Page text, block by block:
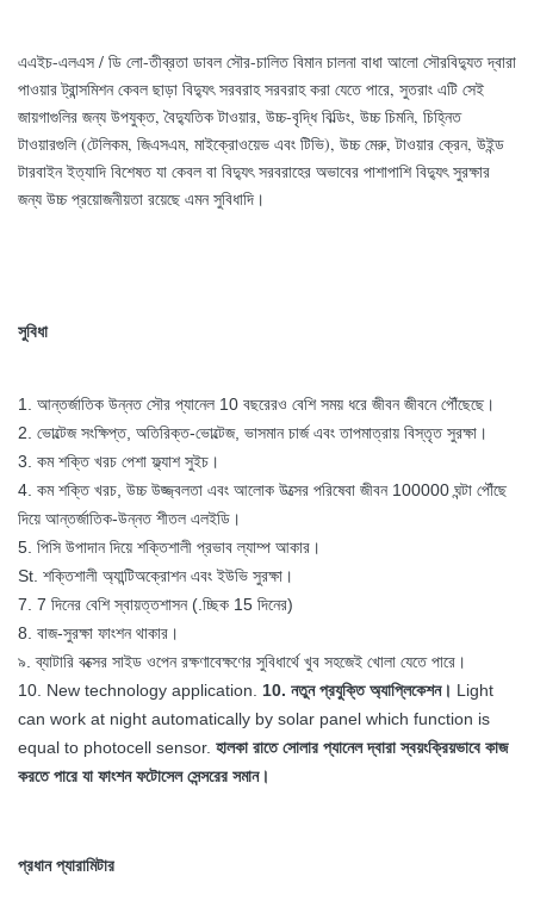
এএইচ-এলএস / ডি লো-তীব্রতা ডাবল সৌর-চালিত বিমান চালনা বাধা আলো সৌরবিদ্যুত দ্বারা
পাওয়ার ট্রান্সমিশন কেবল ছাড়া বিদ্যুৎ সরবরাহ সরবরাহ করা যেতে পারে, সুতরাং এটি সেই
জায়গাগুলির জন্য উপযুক্ত, বৈদ্যুতিক টাওয়ার, উচ্চ-বৃদ্ধি বিল্ডিং, উচ্চ চিমনি, চিহ্নিত
টাওয়ারগুলি (টেলিকম, জিএসএম, মাইক্রোওয়েভ এবং টিভি), উচ্চ মেরু, টাওয়ার ক্রেন, উইন্ড
টারবাইন ইত্যাদি বিশেষত যা কেবল বা বিদ্যুৎ সরবরাহের অভাবের পাশাপাশি বিদ্যুৎ সুরক্ষার
জন্য উচ্চ প্রয়োজনীয়তা রয়েছে এমন সুবিধাদি।
সুবিধা
1. আন্তর্জাতিক উন্নত সৌর প্যানেল 10 বছরেরও বেশি সময় ধরে জীবন জীবনে পৌঁছেছে।
2. ভোল্টেজ সংক্ষিপ্ত, অতিরিক্ত-ভোল্টেজ, ভাসমান চার্জ এবং তাপমাত্রায় বিস্তৃত সুরক্ষা।
3. কম শক্তি খরচ পেশা ফ্ল্যাশ সুইচ।
4. কম শক্তি খরচ, উচ্চ উজ্জ্বলতা এবং আলোক উত্সের পরিষেবা জীবন 100000 ঘন্টা পৌঁছে
দিয়ে আন্তর্জাতিক-উন্নত শীতল এলইডি।
5. পিসি উপাদান দিয়ে শক্তিশালী প্রভাব ল্যাম্প আকার।
St. শক্তিশালী অ্যান্টিঅক্রোশন এবং ইউভি সুরক্ষা।
7. 7 দিনের বেশি স্বায়ত্তশাসন (.চ্ছিক 15 দিনের)
8. বাজ-সুরক্ষা ফাংশন থাকার।
৯. ব্যাটারি বক্সের সাইড ওপেন রক্ষণাবেক্ষণের সুবিধার্থে খুব সহজেই খোলা যেতে পারে।
10. New technology application.
10. নতুন প্রযুক্তি অ্যাপ্লিকেশন। Light
can work at night automatically by solar panel which function is
equal to photocell sensor. হালকা রাতে সোলার প্যানেল দ্বারা স্বয়ংক্রিয়ভাবে কাজ
করতে পারে যা ফাংশন ফটোসেল সেন্সরের সমান।
প্রধান প্যারামিটার